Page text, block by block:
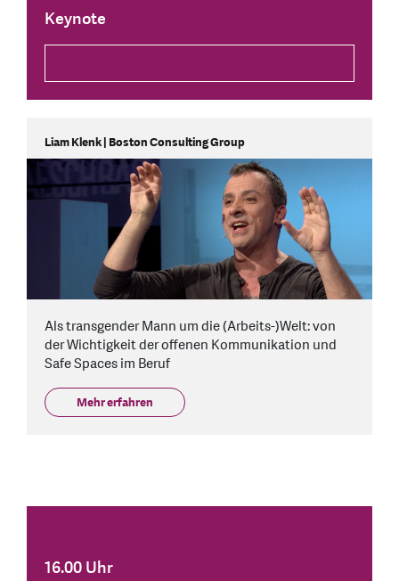
Keynote
Liam Klenk | Boston Consulting Group
Als transgender Mann um die (Arbeits-)Welt: von
der Wichtigkeit der offenen Kommunikation und
Safe Spaces im Beruf
Mehr erfahren
16.00 Uhr